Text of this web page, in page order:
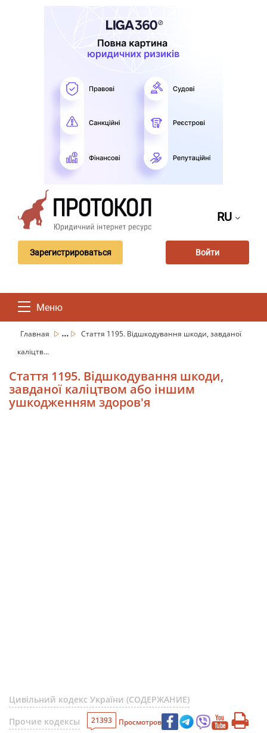
RU
Зарегистрироваться Войти
Меню
Главная ...
Стаття 1195. Відшкодування шкоди, завданої
каліцтв...
Стаття 1195. Відшкодування шкоди,
завданої каліцтвом або іншим
ушкодженням здоров'я
Цивільний кодекс України (СОДЕРЖАНИЕ)
Прочие кодексы
21393 Просмотров